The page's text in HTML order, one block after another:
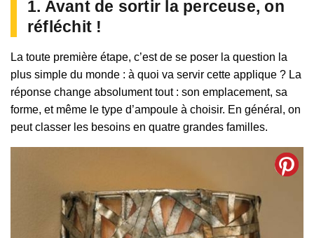
1. Avant de sortir la perceuse, on
réfléchit !
La toute première étape, c’est de se poser la question la
plus simple du monde : à quoi va servir cette applique ? La
réponse change absolument tout : son emplacement, sa
forme, et même le type d’ampoule à choisir. En général, on
peut classer les besoins en quatre grandes familles.